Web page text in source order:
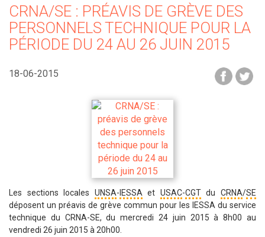
CRNA/SE : PRÉAVIS DE GRÈVE DES
PERSONNELS TECHNIQUE POUR LA
PÉRIODE DU 24 AU 26 JUIN 2015
18-06-2015
Les sections locales UNSA- IESSA et USAC-CGTduCRNA/SE
déposent un préavis de grève commun pour les IESSA du service
technique du CRNA-SE, du mercredi 24 juin 2015 à 8h00 au
vendredi 26 juin 2015 à 20h00.